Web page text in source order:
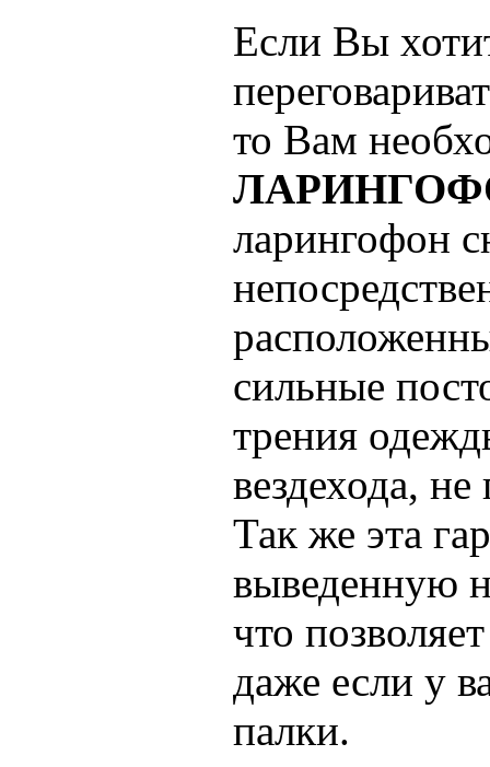
Если Вы
то Вам
ларингофон
сильные
трения
вездехода,
Так же эта
выведенную
что
даже если у
палки.